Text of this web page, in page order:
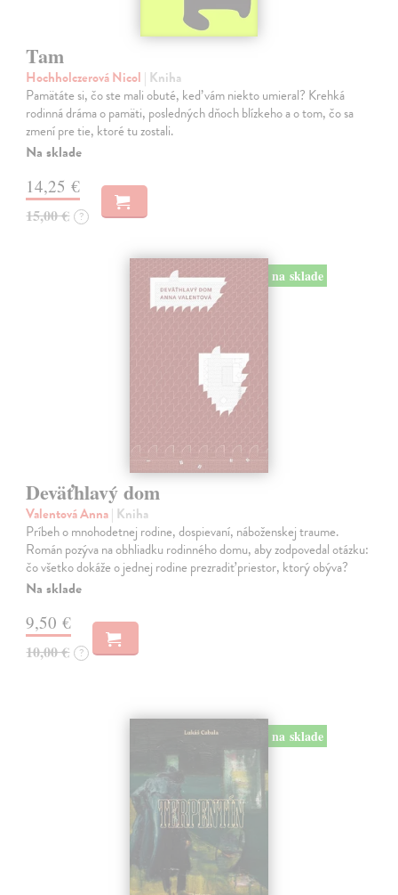
Tam
Hochholczerová Nicol | Kniha
Pamätáte si, čo ste mali obuté, keď vám niekto umieral? Krehká
rodinná dráma o pamäti, posledných dňoch blízkeho a o tom, čo sa
zmení pre tie, ktoré tu zostali.
Na sklade
14,25 €
15,00 € ?
na sklade
Deväťhlavý dom
Valentová Anna| Kniha
Príbeh o mnohodetnej rodine, dospievaní, náboženskej traume.
Román pozýva na obhliadku rodinného domu, aby zodpovedal otázku:
čo všetko dokáže o jednej rodine prezradiť priestor, ktorý obýva?
Na sklade
9,50 €
10,00 € ?
na sklade